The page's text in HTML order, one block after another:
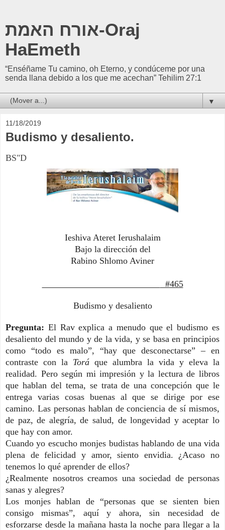
אורח האמת-Oraj
HaEmeth
“Enséñame Tu camino, oh Eterno, y condúceme por una
senda llana debido a los que me acechan” Tehilim 27:1
▼
11/18/2019
Budismo y desaliento.
BS"D
Ieshiva Ateret Ierushalaim
Bajo la dirección del
Rabino Shlomo Aviner
#465
Budismo y desaliento
Pregunta: El Rav explica a menudo que el budismo es
desaliento del mundo y de la vida, y se basa en principios
como “todo es malo”, “hay que desconectarse” – en
contraste con la Torá que alumbra la vida y eleva la
realidad. Pero según mi impresión y la lectura de libros
que hablan del tema, se trata de una concepción que le
entrega varias cosas buenas al que se dirige por ese
camino. Las personas hablan de conciencia de sí mismos,
de paz, de alegría, de salud, de longevidad y aceptar lo
que hay con amor.
Cuando yo escucho monjes budistas hablando de una vida
plena de felicidad y amor, siento envidia. ¿Acaso no
tenemos lo qué aprender de ellos?
¿Realmente nosotros creamos una sociedad de personas
sanas y alegres?
Los monjes hablan de “personas que se sienten bien
consigo mismas”, aquí y ahora, sin necesidad de
esforzarse desde la mañana hasta la noche para llegar a la